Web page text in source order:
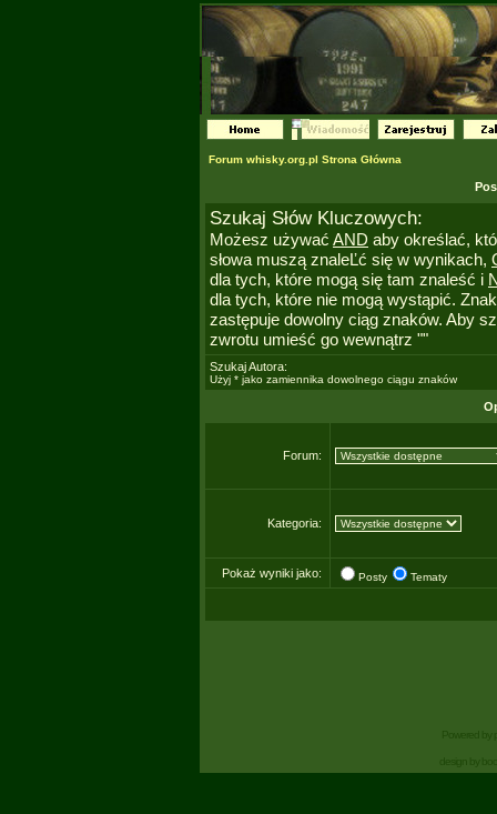
Forum whisky.org.pl Strona Główna
Szukaj Słów Kluczowych:
Możesz używać AND aby określać,
słowa muszą znaleĽć się w wynikach,
dla tych, które mogą się tam znaleść i
dla tych, które nie mogą wystąpić.
zastępuje dowolny ciąg znaków. Aby
zwrotu umieść go wewnątrz ""
Szukaj Autora:
Użyj * jako zamiennika dowolnego ciągu znaków
Forum:
Kategoria:
Pokaż wyniki jako: Posty Tematy